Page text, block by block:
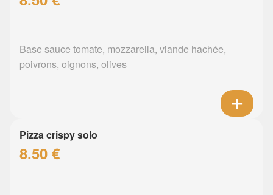
Base sauce tomate, mozzarella, viande hachée,
poivrons, oignons, olives
Pizza crispy solo
8.50 €